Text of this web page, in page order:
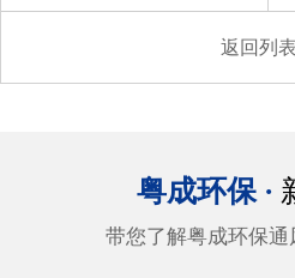
返回列
粤成环保 ·
带您了解粤成环保